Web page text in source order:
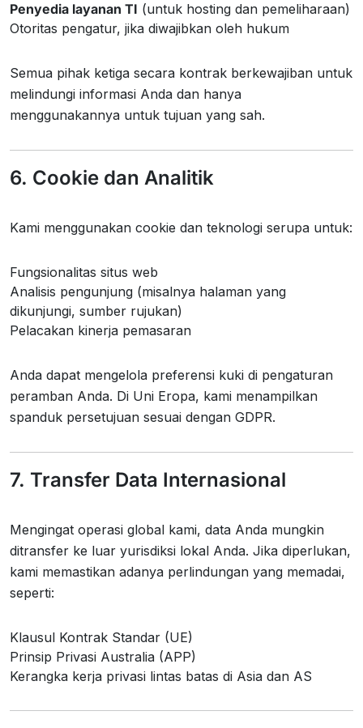
Penyedia layanan TI (untuk hosting dan pemeliharaan)
Otoritas pengatur, jika diwajibkan oleh hukum
Semua pihak ketiga secara kontrak berkewajiban untuk
melindungi informasi Anda dan hanya
menggunakannya untuk tujuan yang sah.
6. Cookie dan Analitik
Kami menggunakan cookie dan teknologi serupa untuk:
Fungsionalitas situs web
Analisis pengunjung (misalnya halaman yang
dikunjungi, sumber rujukan)
Pelacakan kinerja pemasaran
Anda dapat mengelola preferensi kuki di pengaturan
peramban Anda. Di Uni Eropa, kami menampilkan
spanduk persetujuan sesuai dengan GDPR.
7. Transfer Data Internasional
Mengingat operasi global kami, data Anda mungkin
ditransfer ke luar yurisdiksi lokal Anda. Jika diperlukan,
kami memastikan adanya perlindungan yang memadai,
seperti:
Klausul Kontrak Standar (UE)
Prinsip Privasi Australia (APP)
Kerangka kerja privasi lintas batas di Asia dan AS